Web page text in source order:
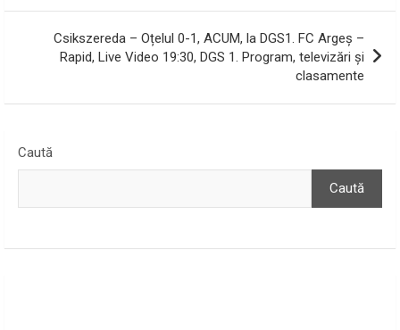
articole
Csikszereda – Oțelul 0-1, ACUM, la DGS1. FC Argeș –
Rapid, Live Video 19:30, DGS 1. Program, televizări și
clasamente
Caută
Caută